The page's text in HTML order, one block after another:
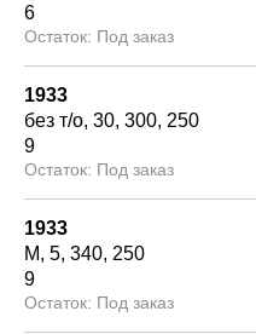
6
Под заказ
1933
без т/о 30 300 250
9
Под заказ
1933
М 5 340 250
9
Под заказ